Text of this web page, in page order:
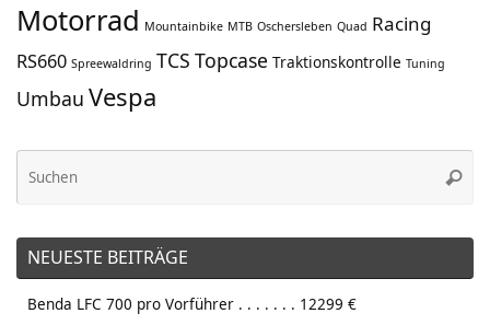
Motorrad Mountainbike MTB Oschersleben Quad Racing
RS660 Spreewaldring TCS Topcase Traktionskontrolle Tuning
Umbau Vespa
NEUESTE BEITRÄGE
Benda LFC 700 pro Vorführer . . . . . . . 12299 €